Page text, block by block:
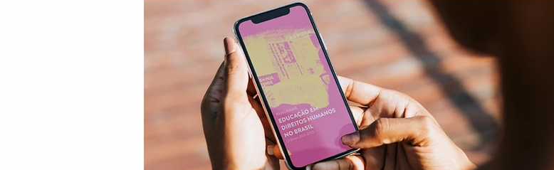
Meio Ambiente Liderança Feminina Cidadania
Direitos Humanos Comunicação de Causas Democracia Informação
Combate às fake news Release Cultura Inclusão Eventos